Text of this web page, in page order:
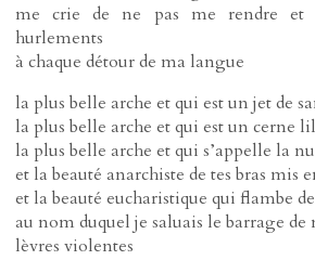
me crie de ne pas me rendre et
hurlements
à chaque détour de ma langue
la plus belle arche et qui est un jet de
la plus belle arche et qui est un cerne
la plus belle arche et qui s’appelle la
et la beauté anarchiste de tes bras mis
et la beauté eucharistique qui flambe
au nom duquel je saluais le barrage de
lèvres violentes